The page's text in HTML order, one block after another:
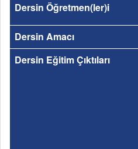
Dersin Öğretmen(ler)i
Dersin Amacı
Dersin Eğitim Çıktıları